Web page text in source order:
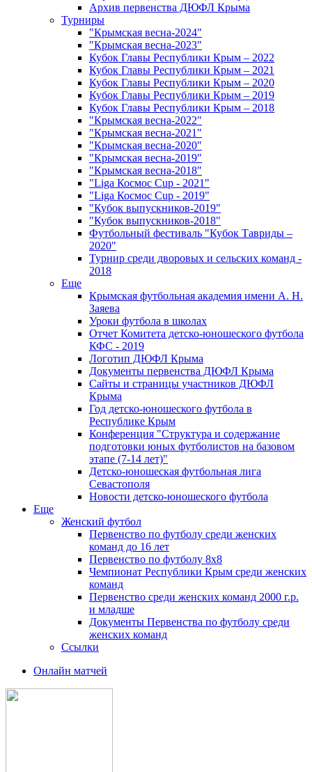
Архив первенства ДЮФЛ Крыма
Турниры
"Крымская весна-2024"
"Крымская весна-2023"
Кубок Главы Республики Крым – 2022
Кубок Главы Республики Крым – 2021
Кубок Главы Республики Крым – 2020
Кубок Главы Республики Крым – 2019
Кубок Главы Республики Крым – 2018
"Крымская весна-2022"
"Крымская весна-2021"
"Крымская весна-2020"
"Крымская весна-2019"
"Крымская весна-2018"
"Liga Космос Cup - 2021"
"Liga Космос Cup - 2019"
"Кубок выпускников-2019"
"Кубок выпускников-2018"
Футбольный фестиваль "Кубок Тавриды –
2020"
Турнир среди дворовых и сельских команд -
2018
Еще
Крымская футбольная академия имени А. Н.
Заяева
Уроки футбола в школах
Отчет Комитета детско-юношеского футбола
КФС - 2019
Логотип ДЮФЛ Крыма
Документы первенства ДЮФЛ Крыма
Сайты и страницы участников ДЮФЛ
Крыма
Год детско-юношеского футбола в
Республике Крым
Конференция "Структура и содержание
подготовки юных футболистов на базовом
этапе (7-14 лет)"
Детско-юношеская футбольная лига
Севастополя
Новости детско-юношеского футбола
Еще
Женский футбол
Первенство по футболу среди женских
команд до 16 лет
Первенство по футболу 8х8
Чемпионат Республики Крым среди женских
команд
Первенство среди женских команд 2000 г.р.
и младше
Документы Первенства по футболу среди
женских команд
Ссылки
Онлайн матчей